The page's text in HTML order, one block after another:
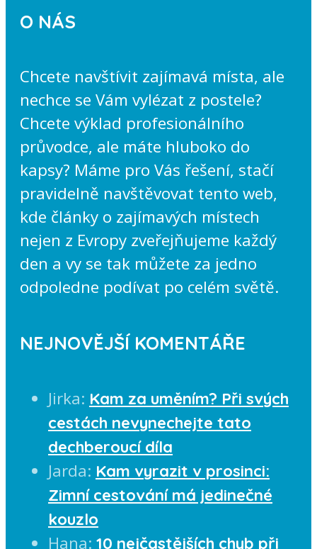
O NÁS
Chcete navštívit zajímavá místa, ale
nechce se Vám vylézat z postele?
Chcete výklad profesionálního
průvodce, ale máte hluboko do
kapsy? Máme pro Vás řešení, stačí
pravidelně navštěvovat tento web,
kde články o zajímavých místech
nejen z Evropy zveřejňujeme každý
den a vy se tak můžete za jedno
odpoledne podívat po celém světě.
NEJNOVĚJŠÍ KOMENTÁŘE
Jirka: Kam za uměním? Při svých
cestách nevynechejte tato
dechberoucí díla
Jarda: Kam vyrazit v prosinci:
Zimní cestování má jedinečné
kouzlo
Hana: 10 nejčastějších chyb při